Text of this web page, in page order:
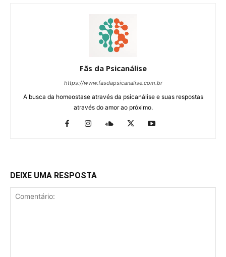
Fãs da Psicanálise
https://www.fasdapsicanalise.com.br
A busca da homeostase através da psicanálise e suas respostas
através do amor ao próximo.
DEIXE UMA RESPOSTA